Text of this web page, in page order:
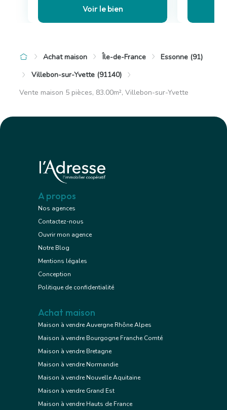
Voir le bien
Achat maison Île-de-France
Essonne (91)
Villebon-sur-Yvette (91140)
Vente maison 5 pièces, 83.00m², Villebon-sur-Yvette
A propos
Nos agences
Contactez-nous
Ouvrir mon agence
Notre Blog
Mentions légales
Conception
Politique de confidentialité
Achat maison
Maison à vendre Auvergne Rhône Alpes
Maison à vendre Bourgogne Franche Comté
Maison à vendre Bretagne
Maison à vendre Normandie
Maison à vendre Nouvelle Aquitaine
Maison à vendre Grand Est
Maison à vendre Hauts de France